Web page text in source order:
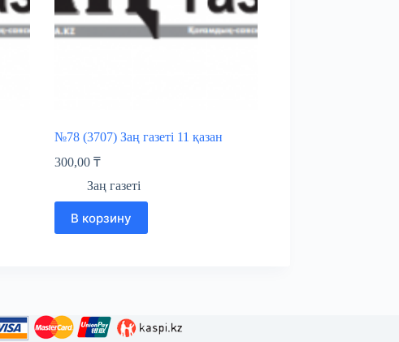
№78 (3707) Заң газеті 11 қазан
300,00 ₸
Заң газеті
В корзину